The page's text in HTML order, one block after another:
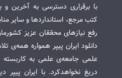
با برقراری دسترسی به آخرین و
کتب مرجع، استانداردها و سایر
رفع نیازهای محققان عزیز
دانلود ایران پیپر همواره همه‌ی
علمی جامعه‌ی علمی به
دریغ نخواهدکرد. با ایران